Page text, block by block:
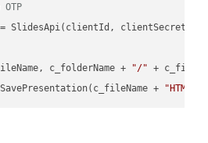
SlidesApi(clientId, clientSecret);
c_folderName + "/" +
+
"HTML"